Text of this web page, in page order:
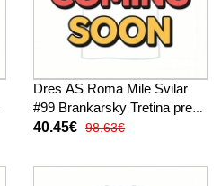
Dres AS Roma Mile Svilar
#99 Brankarsky Tretina pre
deti 2025-26 Dlhy Rukáv (+
40.45€ 98.63€